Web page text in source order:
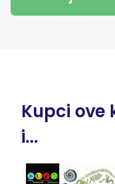
Kupci ove
i...